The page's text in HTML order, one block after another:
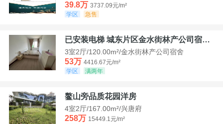
39.8万 3737.09元/m²
学区
急售
已安装电梯 城东片区金水街林产公司宿舍套三可看江景
3室2厅/120.00m²/金水街林产公司宿舍
53万 4416.67元/m²
学区
满两年
鳌山旁品质花园洋房
4室2厅/167.00m²/兴唐府
258万 15449.1元/m²